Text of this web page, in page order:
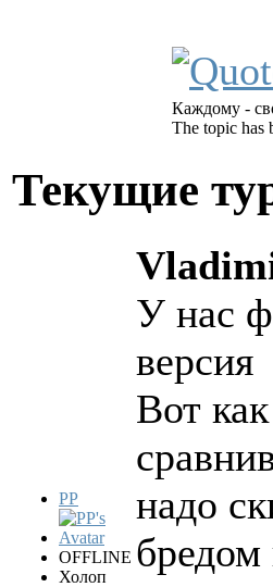
Каждому -
The topic has
Текущие
PP
OFFLINE
Холоп
У нас
версия
Вот
надо